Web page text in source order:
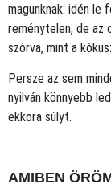
magunknak: idén le
reménytelen, de az
szórva, mint a
Persze az sem
nyilván könnyebb
ekkora súlyt.
AMIBEN